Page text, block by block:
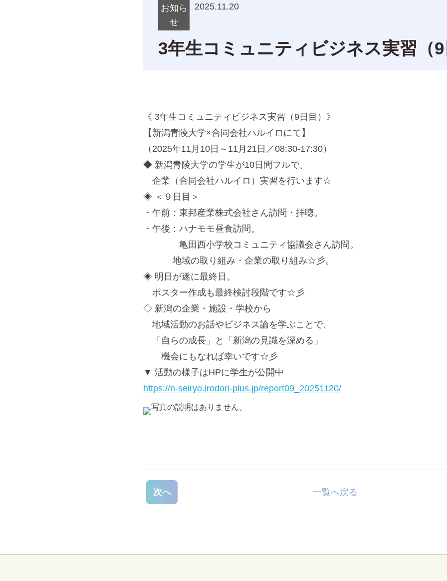
お知ら
せ
2025.11.20
3年生コミュニティビジネス実習（
《 3年生コミュニティビジネス実習（9日目）》
【新潟青陵大学×合同会社ハルイロにて】
（2025年11月10日～11月21日／08:30-17:30）
◆ 新潟青陵大学の学生が10日間フルで、
企業（合同会社ハルイロ）実習を行います☆
◈ ＜９日目＞
・午前：東邦産業株式会社さん訪問・拝聴。
・午後：ハナモモ昼食訪問。
亀田西小学校コミュニティ協議会さん訪問。
地域の取り組み・企業の取り組み☆彡。
◈ 明日が遂に最終日。
ポスター作成も最終検討段階です☆彡
◇ 新潟の企業・施設・学校から
地域活動のお話やビジネス論を学ぶことで、
「自らの成長」と「新潟の見識を深める」
機会にもなれば幸いです☆彡
▼ 活動の様子はHPに学生が公開中
https://n-seiryo.irodori-plus.jp/report09_20251120/
次へ 一覧へ戻る